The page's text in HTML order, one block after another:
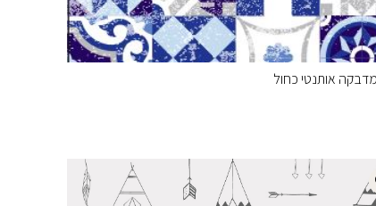
אותנטי כחול
Add